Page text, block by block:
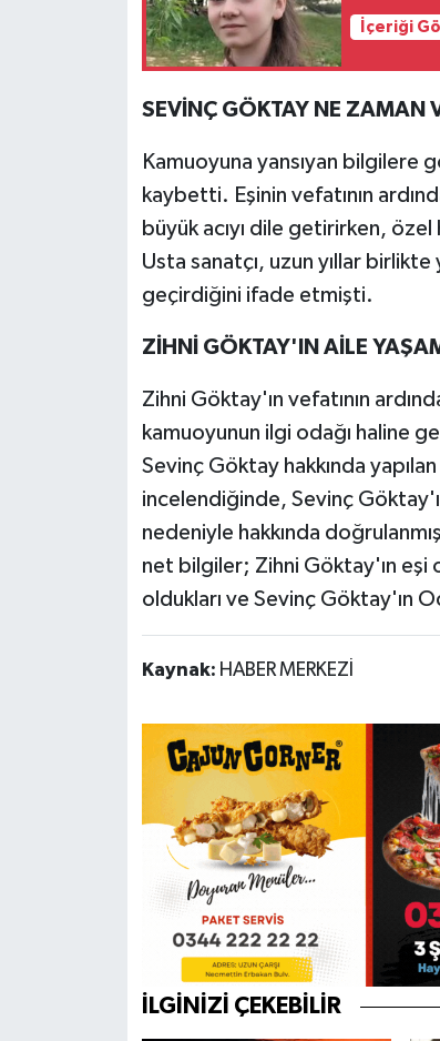
İçeriği
SEVİNÇ GÖKTAY NE ZAMAN
Kamuoyuna yansıyan bilgilere
kaybetti. Eşinin vefatının
büyük acıyı dile getirirken, özel
Usta sanatçı, uzun yıllar birlikte
geçirdiğini ifade etmişti.
ZİHNİ GÖKTAY'IN AİLE
Zihni Göktay'ın vefatının
kamuoyunun ilgi odağı haline
Sevinç Göktay hakkında
incelendiğinde, Sevinç
nedeniyle hakkında
net bilgiler; Zihni Göktay'ın eşi
oldukları ve Sevinç Göktay'ın
Kaynak: HABER MERKEZİ